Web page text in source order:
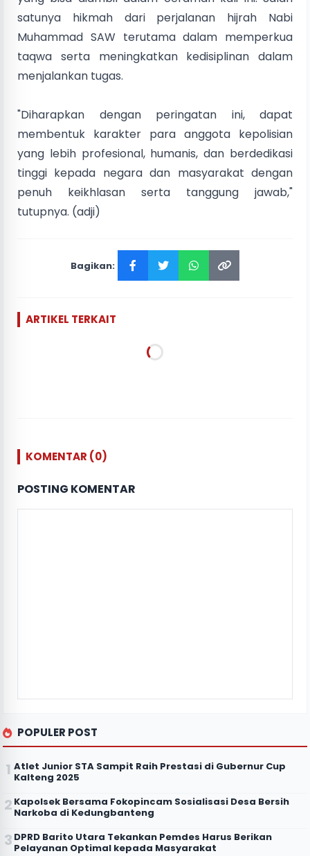
satunya hikmah dari perjalanan hijrah Nabi
Muhammad SAW terutama dalam memperkua
taqwa serta meningkatkan kedisiplinan dalam
menjalankan tugas.
"Diharapkan dengan peringatan ini, dapat
membentuk karakter para anggota kepolisian
yang lebih profesional, humanis, dan berdedikasi
tinggi kepada negara dan masyarakat dengan
penuh keikhlasan serta tanggung jawab,"
tutupnya. (adji)
Bagikan:
ARTIKEL TERKAIT
KOMENTAR (0)
POSTING KOMENTAR
POPULER POST
Atlet Junior STA Sampit Raih Prestasi di Gubernur Cup
Kalteng 2025
Kapolsek Bersama Fokopincam Sosialisasi Desa Bersih
Narkoba di Kedungbanteng
DPRD Barito Utara Tekankan Pemdes Harus Berikan
Pelayanan Optimal kepada Masyarakat